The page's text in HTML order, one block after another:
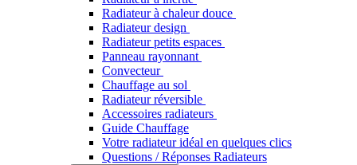
Radiateur à chaleur douce
Radiateur design
Radiateur petits espaces
Panneau rayonnant
Convecteur
Chauffage au sol
Radiateur réversible
Accessoires radiateurs
Guide Chauffage
Votre radiateur idéal en quelques clics
Questions / Réponses Radiateurs